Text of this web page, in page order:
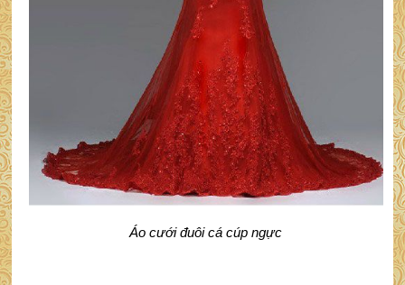
Áo cưới đuôi cá cúp ngực